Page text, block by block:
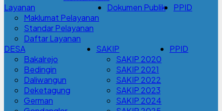
Layanan
Maklumat Pelayanan
Standar Pelayanan
Daftar Layanan
Dokumen Publik PPID
DESA
Bakalrejo
Bedingin
Daliwangun
Deketagung
German
SAKIP
SAKIP 2020
SAKIP 2021
SAKIP 2022
SAKIP 2023
SAKIP 2024
PPID